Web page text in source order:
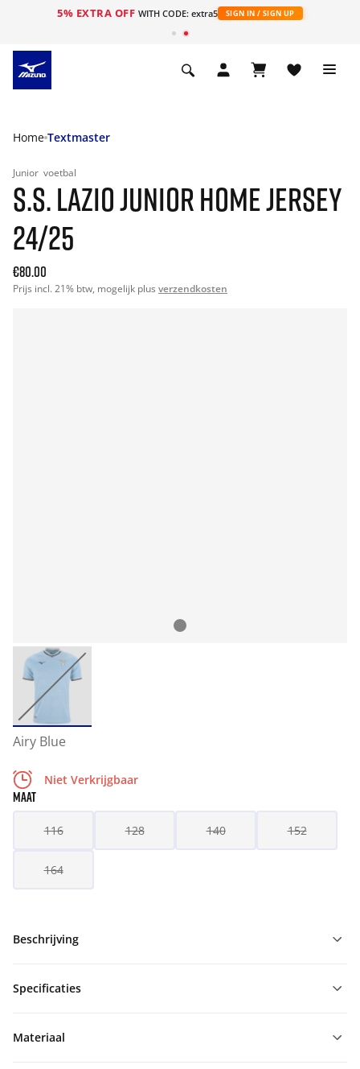
5% EXTRA OFF WITH CODE: extra5 SIGN IN / SIGN UP
Home Textmaster
Junior voetbal
S.S. LAZIO JUNIOR HOME JERSEY
24/25
€80.00
Prijs incl. 21% btw, mogelijk plus verzendkosten
Airy Blue
Niet Verkrijgbaar
MAAT
116 128 140 152
164
Beschrijving
Specificaties
Materiaal